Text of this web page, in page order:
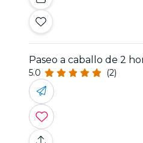
Paseo a caballo de 2
5.0 (2)